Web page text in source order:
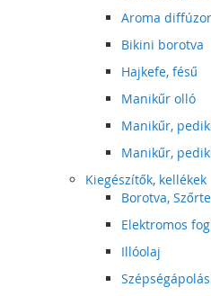
Aroma diffúzor
Bikini borotva
Hajkefe, fésű
Manikűr olló
Manikűr,
Manikűr,
Kiegészítők, kellékek
Borotva,
Elektromos
Illóolaj